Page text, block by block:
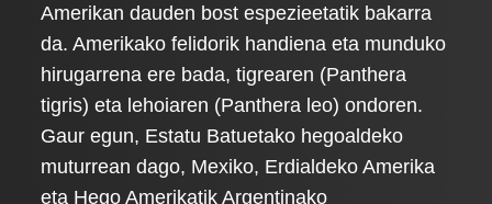
Amerikan dauden bost espezieetatik bakarra
da. Amerikako felidorik handiena eta munduko
hirugarrena ere bada, tigrearen (Panthera
tigris) eta lehoiaren (Panthera leo) ondoren.
Gaur egun, Estatu Batuetako hegoaldeko
muturrean dago, Mexiko, Erdialdeko Amerika
eta Hego Amerikatik Argentinako